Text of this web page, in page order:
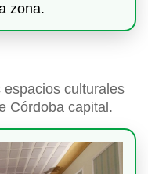
zona.
espacios culturales
Córdoba capital.